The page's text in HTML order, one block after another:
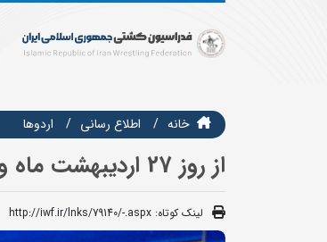
خانه اطلاع رسانی اردوها
از روز 27 اردیبهشت ماه و در شهر شیراز
لینک کوتاه: http://iwf.ir/lnks/79140/-.aspx